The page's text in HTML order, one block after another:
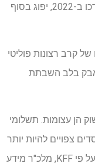
בשנת 2025). אבל השיפורים האלה, שהוארכו ב-2022, יפוג בסוף
קרב רצונות פוליטי
בלב השבתת
הן עצומות. תשלומי
צפויים להיות יותר
מכפולים אם תוקף זיכוי המס המוגבר יפוג, על פי KFF, מלכ"ר מידע